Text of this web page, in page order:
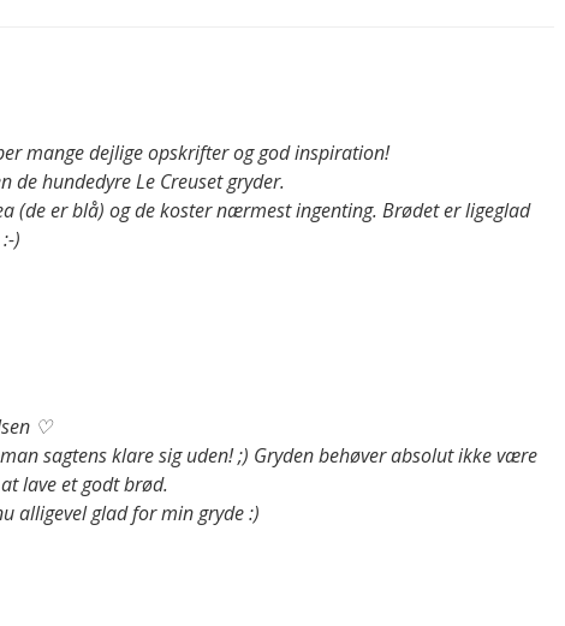
mange dejlige opskrifter og god inspiration!
de hundedyre Le Creuset gryder.
(de er blå) og de koster nærmest ingenting. Brødet er ligeglad
)
♡
sagtens klare sig uden! ;) Gryden behøver absolut ikke være
lave et godt brød.
alligevel glad for min gryde :)